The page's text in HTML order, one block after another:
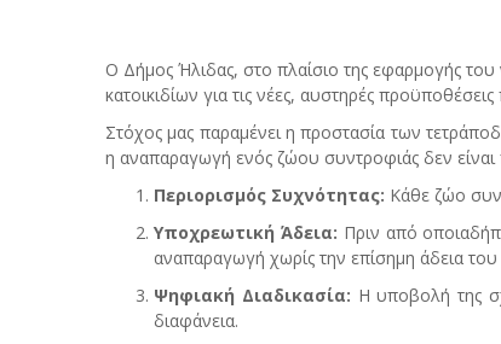
Ο Δήμος Ήλιδας, στο πλαίσιο της εφαρμογής
κατοικιδίων για τις νέες, αυστηρές
Στόχος μας παραμένει η προστασία των
η αναπαραγωγή ενός ζώου συντροφιάς δεν είναι
Περιορισμός Συχνότητας: Κάθε ζώο
Υποχρεωτική Άδεια: Πριν από
αναπαραγωγή χωρίς την επίσημη άδεια
Ψηφιακή Διαδικασία: Η υποβολή της
διαφάνεια.